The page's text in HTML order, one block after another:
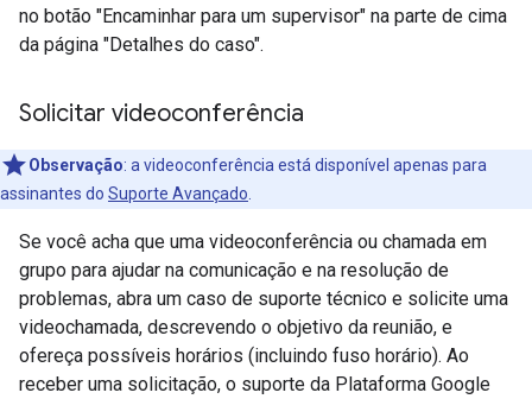
no botão "Encaminhar para um supervisor" na parte de cima
da página "Detalhes do caso".
Solicitar videoconferência
Observação: a videoconferência está disponível apenas para
assinantes do Suporte Avançado
Se você acha que uma videoconferência ou chamada em
grupo para ajudar na comunicação e na resolução de
problemas, abra um caso de suporte técnico e solicite uma
videochamada, descrevendo o objetivo da reunião, e
ofereça possíveis horários (incluindo fuso horário). Ao
receber uma solicitação, o suporte da Plataforma Google